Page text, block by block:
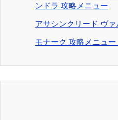
ンドラ 攻略メニュー
アサシンクリード ヴ
モナーク 攻略メニュー